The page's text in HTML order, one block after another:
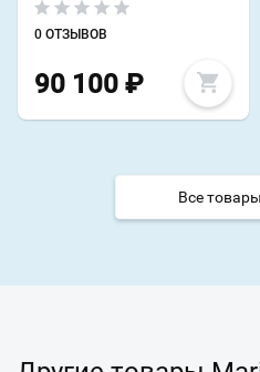
0 ОТЗЫВОВ
90 100 ₽
Все